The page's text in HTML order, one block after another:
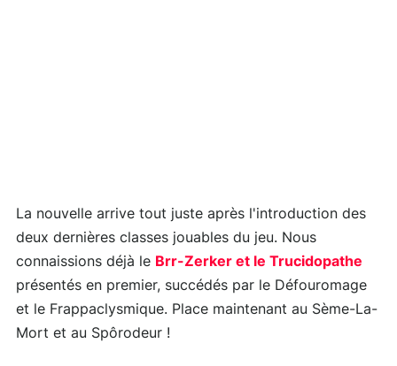
La nouvelle arrive tout juste après l'introduction des
deux dernières classes jouables du jeu. Nous
connaissions déjà le Brr-Zerker et le Trucidopathe
présentés en premier, succédés par le Défouromage
et le Frappaclysmique. Place maintenant au Sème-La-
Mort et au Spôrodeur !